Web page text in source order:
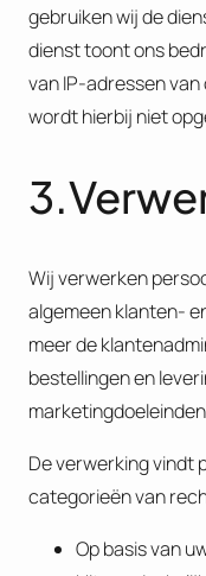
gebruiken wij de
dienst toont ons
van IP-adressen
wordt hierbij niet
Wij verwerken
algemeen klanten-
meer de
bestellingen en
De verwerking vindt
categorieën van
Op basis van